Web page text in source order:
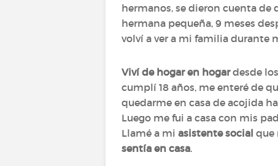
hermanos, se dieron cuenta de
hermana pequeña, 9 meses
volví a ver a mi familia durante
Viví de hogar en hogardesde
cumplí 18 años, me enteré de
quedarme en casa de acojida
Luego me fui a casa con mis
Llamé a mi asistente social que
sentía en casa.